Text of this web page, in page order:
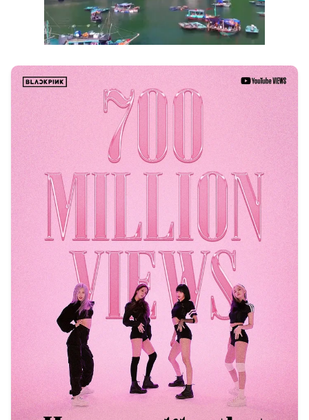
Next video in 1 Cancel